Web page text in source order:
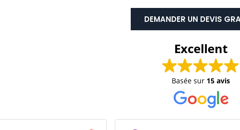
DEMANDER UN DEVIS
Excellent
Basée sur 15 avis